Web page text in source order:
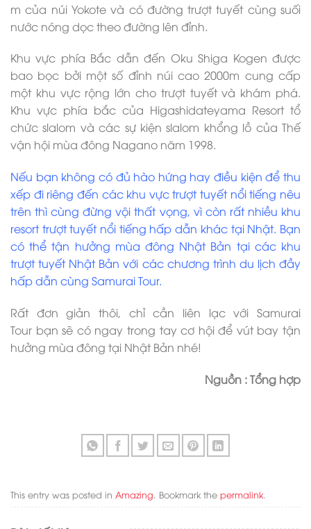
m của núi Yokote và có đường trượt tuyết cùng suối
nước nóng dọc theo đường lên đỉnh.
Khu vực phía Bắc dẫn đến Oku Shiga Kogen được
bao bọc bởi một số đỉnh núi cao 2000m cung cấp
một khu vực rộng lớn cho trượt tuyết và khám phá.
Khu vực phía bắc của Higashidateyama Resort tổ
chức slalom và các sự kiện slalom khổng lồ của Thế
vận hội mùa đông Nagano năm 1998.
Nếu bạn không có đủ hào hứng hay điều kiện để thu
xếp đi riêng đến các khu vực trượt tuyết nổi tiếng nêu
trên thì cùng đừng vội thất vọng, vì còn rất nhiều khu
resort trượt tuyết nổi tiếng hấp dẫn khác tại Nhật. Bạn
có thể tận hưởng mùa đông Nhật Bản tại các khu
trượt tuyết Nhật Bản với các chương trình du lịch đầy
hấp dẫn cùng Samurai Tour.
Rất đơn giản thôi, chỉ cần liên lạc với Samurai
Tour bạn sẽ có ngay trong tay cơ hội để vút bay tận
hưởng mùa đông tại Nhật Bản nhé!
Nguồn : Tổng hợp
This entry was posted in Amazing. Bookmark the permalink.